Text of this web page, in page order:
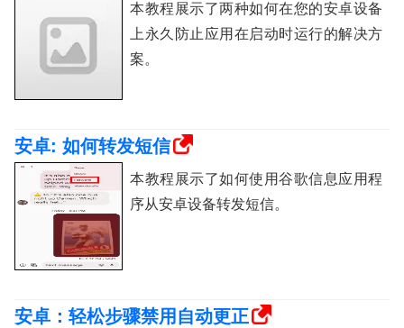
本教程展示了两种如何在您的安卓设备
上永久防止应用在启动时运行的解决方
案。
安卓: 如何转发短信
本教程展示了如何使用谷歌信息应用程
序从安卓设备转发短信。
安卓：轻松步骤禁用自动更正